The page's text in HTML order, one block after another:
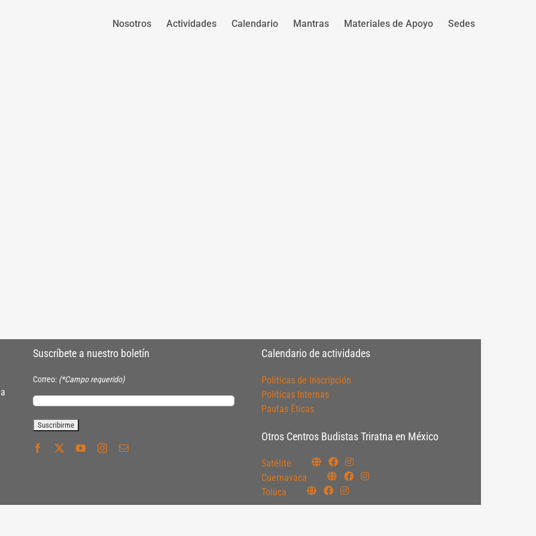
Nosotros Actividades Calendario Mantras Materiales de Apoyo Sedes
Suscríbete a nuestro boletín
Correo: (*Campo requerido)
Calendario de actividades
Políticas de Inscripción
Políticas Internas
Pautas Éticas
Otros Centros Budistas Triratna en México
Satélite
Cuernavaca
Toluca